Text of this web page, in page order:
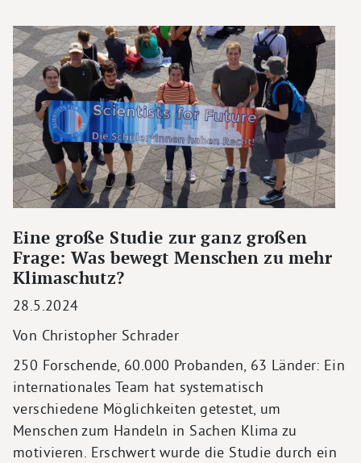
Eine große Studie zur ganz großen
Frage: Was bewegt Menschen zu mehr
Klimaschutz?
28.5.2024
Von Christopher Schrader
250 Forschende, 60.000 Probanden, 63 Länder: Ein
internationales Team hat systematisch
verschiedene Möglichkeiten getestet, um
Menschen zum Handeln in Sachen Klima zu
motivieren. Erschwert wurde die Studie durch ein